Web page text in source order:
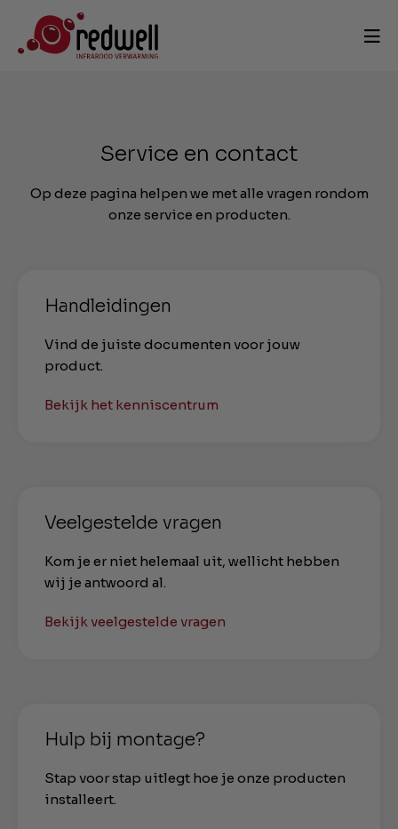
Service en contact
Op deze pagina helpen we met alle vragen rondom
onze service en producten.
Handleidingen
Vind de juiste documenten voor jouw
product.
Bekijk het kenniscentrum
Veelgestelde vragen
Kom je er niet helemaal uit, wellicht hebben
wij je antwoord al.
Bekijk veelgestelde vragen
Hulp bij montage?
Stap voor stap uitlegt hoe je onze producten
installeert.